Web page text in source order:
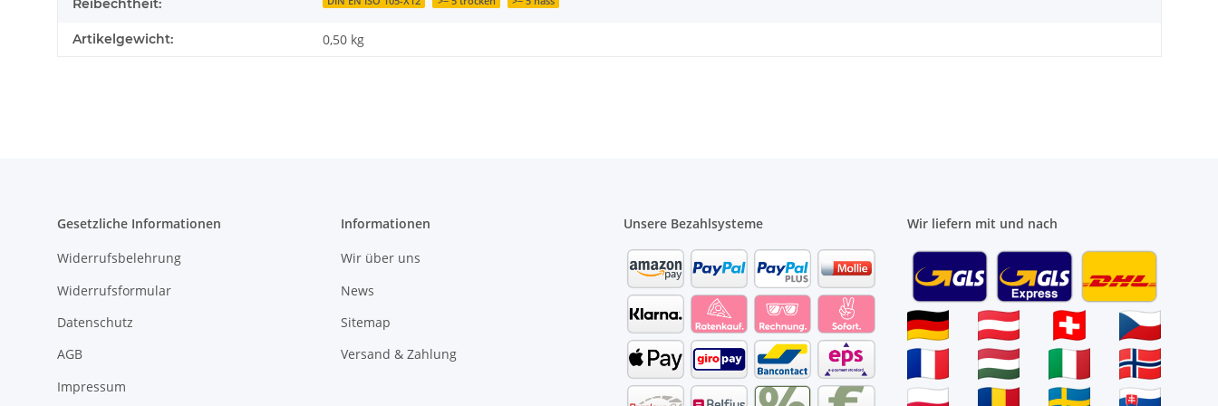
Reibechtheit:
Artikelgewicht: 0,50 kg
Gesetzliche Informationen
Widerrufsbelehrung
Widerrufsformular
Datenschutz
AGB
Impressum
Informationen
Wir über uns
News
Sitemap
Versand & Zahlung
Unsere Bezahlsysteme Wir liefern mit und nach